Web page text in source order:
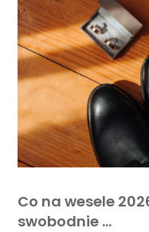
Co na wesele
swobodnie …